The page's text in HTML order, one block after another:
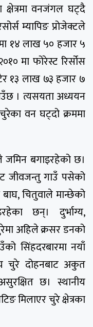
क्षेत्रमा वनजंगल घट्दै
म्यापिङ प्रोजेक्टले
१४ लाख ५० हजार ५
मा फोरेस्ट रिर्सोस
१३ लाख ७३ हजार ७
। त्यसयता अध्ययन
वन घट्दो क्रममा
बगाइरहेको छ।
जीवजन्तु गाउँ पसेको
चितुवाले मान्छेको
छन्। दुर्भाग्य,
अहिले क्रसर डनको
सिंहदरबारमा नयाँ
चुरे दोहनबाट अकुत
छ। स्थानीय
मिलाएर चुरे क्षेत्रका